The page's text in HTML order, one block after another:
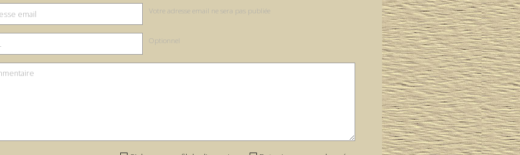
Votre adresse email ne sera pas publiée
Optionnel